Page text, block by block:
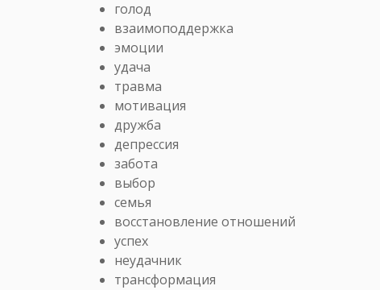
голод
взаимоподдержка
эмоции
удача
травма
мотивация
дружба
депрессия
забота
выбор
семья
восстановление отношений
успех
неудачник
трансформация